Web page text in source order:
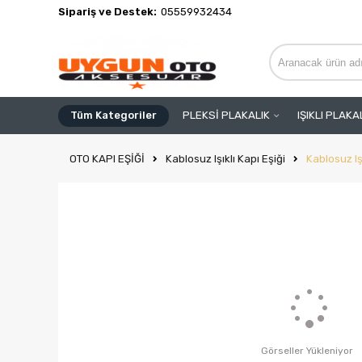
Sipariş ve Destek: 05559932434
Tüm Kategoriler PLEKSİ PLAKALIK IŞIKLI
OTO KAPI EŞİĞİ Kablosuz Işıklı Kapı Eşiği Kablosuz
Görseller Yükleniyor